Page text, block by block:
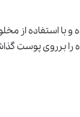
و با استفاده از
را برروی پوست